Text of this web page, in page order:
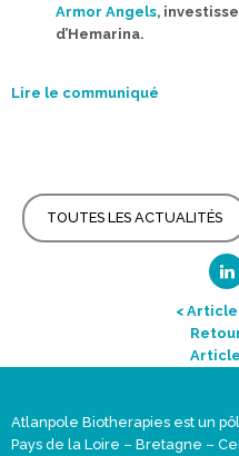
Armor Angels,
d’Hemarina.
Lire le communiqué
TOUTES LES ACTUALITÉS
<
Atlanpole Biotherapies est un
Pays de la Loire – Bretagne –